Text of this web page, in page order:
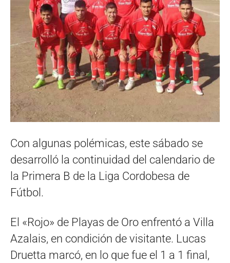
Con algunas polémicas, este sábado se
desarrolló la continuidad del calendario de
la Primera B de la Liga Cordobesa de
Fútbol.
El «Rojo» de Playas de Oro enfrentó a Villa
Azalais, en condición de visitante. Lucas
Druetta marcó, en lo que fue el 1 a 1 final,